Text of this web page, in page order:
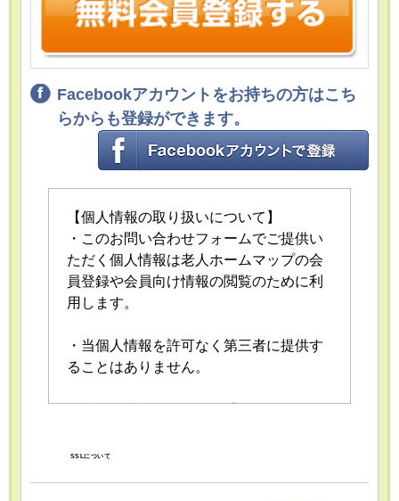
Facebookアカウントをお持ちの方はこち
らからも登録ができます。
【個人情報の取り扱いについて】
・このお問い合わせフォームでご提供い
ただく個人情報は老人ホームマップの会
員登録や会員向け情報の閲覧のために利
用します。
・当個人情報を許可なく第三者に提供す
ることはありません。
おける個人情報の安全管理が図られるよ
SSLについて